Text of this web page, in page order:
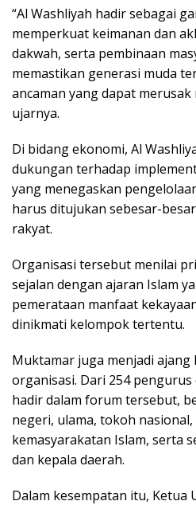
“Al Washliyah hadir sebagai
memperkuat keimanan dan
dakwah, serta pembinaan
memastikan generasi muda
ancaman yang dapat merusak
ujarnya.
Di bidang ekonomi, Al
dukungan terhadap
yang menegaskan
harus ditujukan sebesar-
rakyat.
Organisasi tersebut menilai
sejalan dengan ajaran Islam
pemerataan manfaat
dinikmati kelompok tertentu.
Muktamar juga menjadi ajang
organisasi. Dari 254 pengurus
hadir dalam forum tersebut,
negeri, ulama, tokoh
kemasyarakatan Islam, serta
dan kepala daerah.
Dalam kesempatan itu, Ketua